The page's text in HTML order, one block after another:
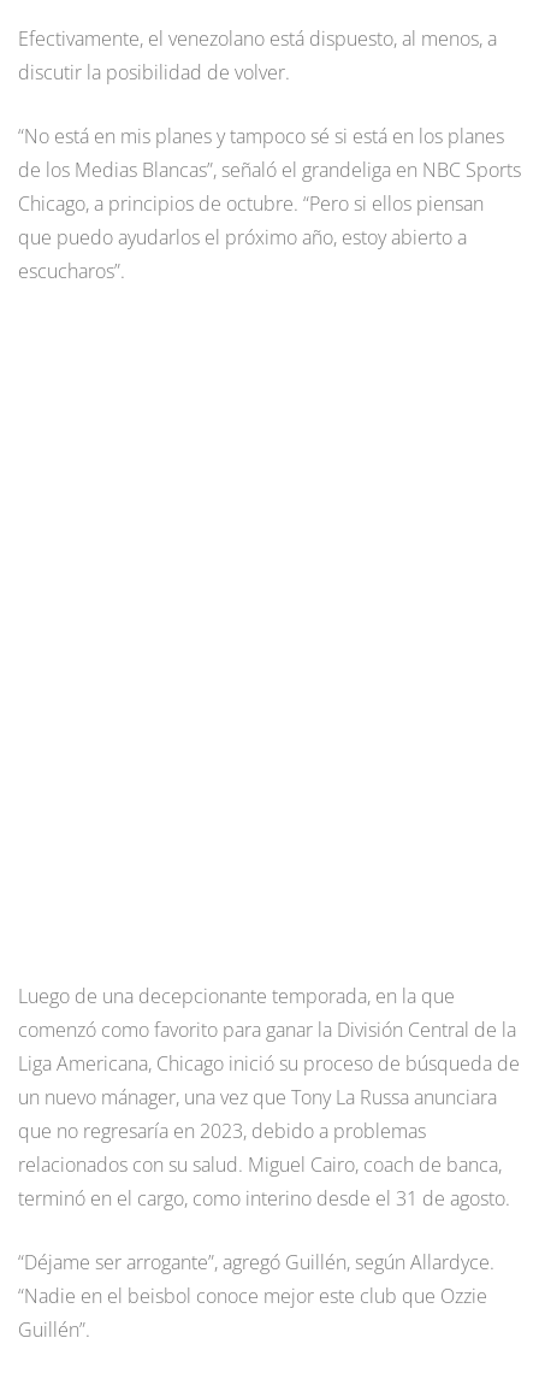
Efectivamente, el venezolano está dispuesto, al menos, a
discutir la posibilidad de volver.
“No está en mis planes y tampoco sé si está en los planes
de los Medias Blancas”, señaló el grandeliga en NBC Sports
Chicago, a principios de octubre. “Pero si ellos piensan
que puedo ayudarlos el próximo año, estoy abierto a
escucharos”.
Luego de una decepcionante temporada, en la que
comenzó como favorito para ganar la División Central de la
Liga Americana, Chicago inició su proceso de búsqueda de
un nuevo mánager, una vez que Tony La Russa anunciara
que no regresaría en 2023, debido a problemas
relacionados con su salud. Miguel Cairo, coach de banca,
terminó en el cargo, como interino desde el 31 de agosto.
“Déjame ser arrogante”, agregó Guillén, según Allardyce.
“Nadie en el beisbol conoce mejor este club que Ozzie
Guillén”.